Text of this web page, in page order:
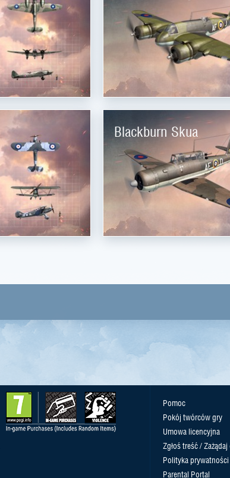
Blackburn Skua
Pomoc
Pokój twórców gry
Umowa licencyjna
Zgłoś treść /
Polityka prywatności
Parental Portal